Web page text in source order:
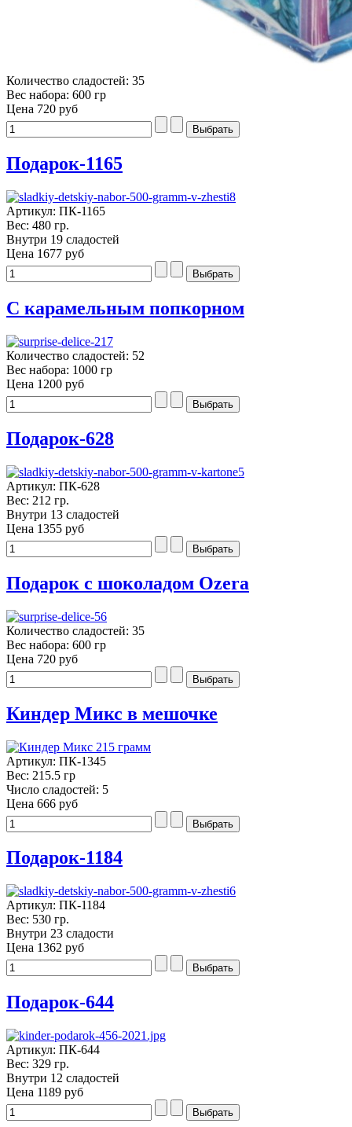
Количество сладостей: 35
Вес набора: 600 гр
Цена 720 руб
Подарок-1165
Артикул: ПК-1165
Вес: 480 гр.
Внутри 19 сладостей
Цена 1677 руб
С карамельным попкорном
Количество сладостей: 52
Вес набора: 1000 гр
Цена 1200 руб
Подарок-628
Артикул: ПК-628
Вес: 212 гр.
Внутри 13 сладостей
Цена 1355 руб
Подарок с шоколадом Ozera
Количество сладостей: 35
Вес набора: 600 гр
Цена 720 руб
Киндер Микс в мешочке
Артикул: ПК-1345
Вес: 215.5 гр
Число сладостей: 5
Цена 666 руб
Подарок-1184
Артикул: ПК-1184
Вес: 530 гр.
Внутри 23 сладости
Цена 1362 руб
Подарок-644
Артикул: ПК-644
Вес: 329 гр.
Внутри 12 сладостей
Цена 1189 руб